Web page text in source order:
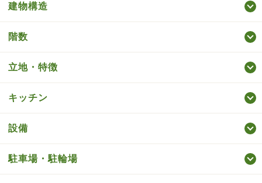
建物構造
階数
立地・特徴
キッチン
設備
駐車場・駐輪場